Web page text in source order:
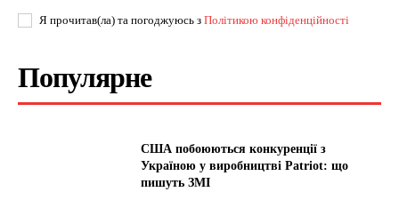
Я прочитав(ла) та погоджуюсь з Політикою конфіденційності
Популярне
США побоюються конкуренції з
Україною у виробництві Patriot: що
пишуть ЗМІ